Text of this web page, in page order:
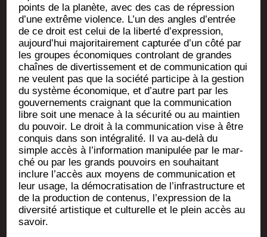
points de la pla­nète, avec des cas de répres­sion
d’une extrême vio­lence. L’un des angles d’entrée
de ce droit est celui de la liber­té d’expression,
aujourd’hui majo­ri­tai­re­ment cap­tu­rée d’un côté par
les groupes éco­no­miques contro­lant de grandes
chaînes de diver­tis­se­ment et de com­mu­ni­ca­tion qui
ne veulent pas que la socié­té par­ti­cipe à la ges­tion
du sys­tème éco­no­mique, et d’autre part par les
gou­ver­ne­ments crai­gnant que la com­mu­ni­ca­tion
libre soit une menace à la sécu­ri­té ou au main­tien
du pou­voir. Le droit à la com­mu­ni­ca­tion vise à être
conquis dans son inté­gra­li­té. Il va au-delà du
simple accès à l’information mani­pu­lée par le mar­
ché ou par les grands pou­voirs en sou­hai­tant
inclure l’accès aux moyens de com­mu­ni­ca­tion et
leur usage, la démo­cra­ti­sa­tion de l’infrastructure et
de la pro­duc­tion de conte­nus, l’expression de la
diver­si­té artis­tique et cultu­relle et le plein accès au
savoir.